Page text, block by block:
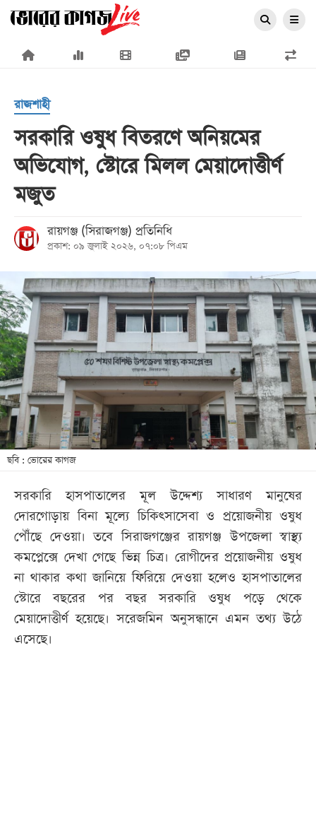
×
প্রচ্ছদ
জাতীয়
রাজনীতি
অর্থনীতি
আন্তর্জাতিক
সারাদেশ
খেলা
বিনোদন
লাইফ
স্টাইল
শিক্ষা
তথ্যপ্রযুক্তি
বিভাগ
ছবি
ভিডিও
আর্কাইভ
রাজশাহী
সরকারি ওষুধ বিতরণে অনিয়মের
অভিযোগ, স্টোরে মিলল মেয়াদোত্তীর্ণ
মজুত
রায়গঞ্জ (সিরাজগঞ্জ) প্রতিনিধি
প্রকাশ: ০৯ জুলাই ২০২৬, ০৭:০৮ পিএম
ছবি : ভোরের কাগজ
সরকারি হাসপাতালের মূল উদ্দেশ্য সাধারণ মানুষের
দোরগোড়ায় বিনা মূল্যে চিকিৎসাসেবা ও প্রয়োজনীয় ওষুধ
পৌঁছে দেওয়া। তবে সিরাজগঞ্জের রায়গঞ্জ উপজেলা স্বাস্থ্য
কমপ্লেক্সে দেখা গেছে ভিন্ন চিত্র। রোগীদের প্রয়োজনীয় ওষুধ
না থাকার কথা জানিয়ে ফিরিয়ে দেওয়া হলেও হাসপাতালের
স্টোরে বছরের পর বছর সরকারি ওষুধ পড়ে থেকে
মেয়াদোত্তীর্ণ হয়েছে। সরেজমিন অনুসন্ধানে এমন তথ্য উঠে
এসেছে।